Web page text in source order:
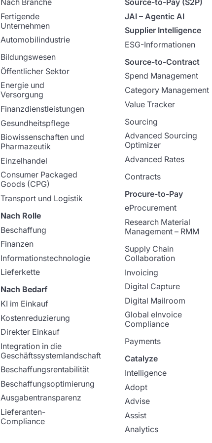
Nach Branche
Fertigende
Unternehmen
Automobilindustrie
Bildungswesen
Öffentlicher Sektor
Energie und
Versorgung
Finanzdienstleistungen
Gesundheitspflege
Biowissenschaften und
Pharmazeutik
Einzelhandel
Consumer Packaged
Goods (CPG)
Transport und Logistik
Nach Rolle
Beschaffung
Finanzen
Informationstechnologie
Lieferkette
Nach Bedarf
KI im Einkauf
Kostenreduzierung
Direkter Einkauf
Integration in die
Geschäftssystemlandschaft
Beschaffungsrentabilität
Beschaffungsoptimierung
Ausgabentransparenz
Lieferanten-
Compliance
Source-to-Pay (S2P)
JAI – Agentic AI
Supplier Intelligence
ESG-Informationen
Source-to-Contract
Spend Management
Category Management
Value Tracker
Sourcing
Advanced Sourcing
Optimizer
Advanced Rates
Contracts
Procure-to-Pay
eProcurement
Research Material
Management – RMM
Supply Chain
Collaboration
Invoicing
Digital Capture
Digital Mailroom
Global eInvoice
Compliance
Payments
Catalyze
Intelligence
Adopt
Advise
Assist
Analytics